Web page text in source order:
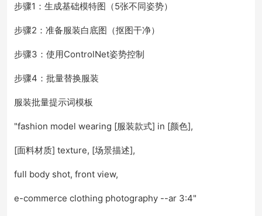
步骤1：生成基础模特图（5张不同姿势）
步骤2：准备服装白底图（抠图干净）
步骤3：使用ControlNet姿势控制
步骤4：批量替换服装
服装批量提示词模板
"fashion model wearing [服装款式] in [颜色],
[面料材质] texture, [场景描述],
full body shot, front view,
e-commerce clothing photography --ar 3:4"